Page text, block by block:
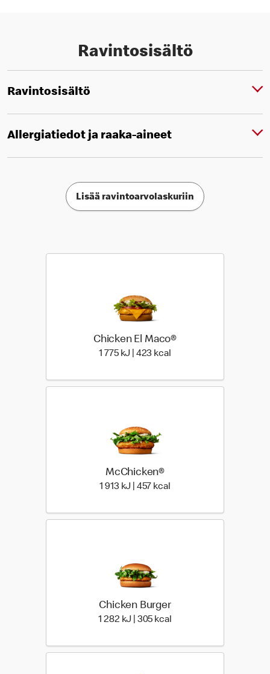
Ravintosisältö
Ravintosisältö
Allergiatiedot ja raaka-aineet
Lisää ravintoarvolaskuriin
Chicken El Maco®
1 775 kJ | 423 kcal
McChicken®
1 913 kJ | 457 kcal
Chicken Burger
1 282 kJ | 305 kcal